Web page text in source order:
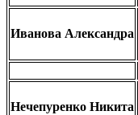
Иванова Александра
Нечепуренко Никита